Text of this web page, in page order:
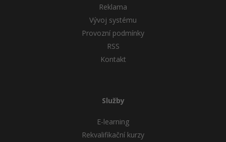
Reklama
Vývoj systému
Provozní podmínky
RSS
Kontakt
Služby
E-learning
Rekvalifikační kurzy